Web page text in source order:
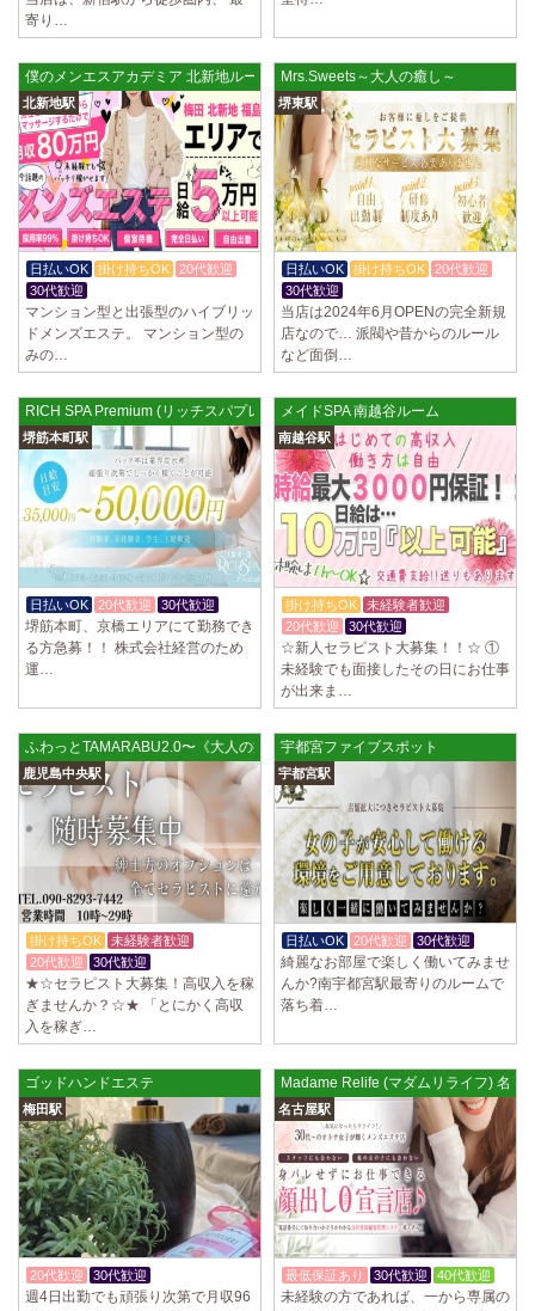
ていただきます。 とても働きやすいお店作りを心がけております…
大人の隠れ家 恵比寿ルーム
初めまして、大人の隠れ家の女店長です。 当店では業界の闇である講習
時のセクハラを撲滅するために女店長または在籍セラピストが講…
2025/03/28[渋谷駅]
大人の隠れ家 渋谷ルーム
初めまして、大人の隠れ家の女店長です。 当店では業界の闇である講習
時のセクハラを撲滅するために女店長または在籍セラピストが講…
2025/03/28
aroma Angel
セラピストさんを大募集しております 完全歩合で50%〜60%以上！！ 掛
け持ちOK、完全個室待機など嬉しい高待遇が盛りだくさんです♪ …
2025/03/28[東海学園前駅]
デビルキャット
24時間営業！自由シフトで好きな時間に働ける 未経験者歓迎♪個室待機
でゆっくり自分の好きな事ができます♪ 可愛い制服もご用意して…
寄り…
僕のメンエスアカデミア 北新地ルーム
北新地駅
日払いOK 掛け持ちOK
20代歓迎
30代歓迎
マンション型と出張型のハイブリッ
ドメンズエステ。 マンション型の
みの…
Mrs.Sweets～大人の癒し～
堺東駅
日払いOK 掛け持ちOK
20代歓迎
30代歓迎
当店は2024年6月OPENの完全新規
店なので… 派閥や昔からのルール
など面倒…
RICH SPA Premium (リッチスパプレミアム) 堺筋本町ルーム
堺筋本町駅
日払いOK 20代歓迎 30代歓迎
堺筋本町、京橋エリアにて勤務でき
る方急募！！ 株式会社経営のため
運…
メイドSPA 南越谷ルーム
南越谷駅
掛け持ちOK
未経験者歓迎
20代歓迎
30代歓迎
☆新人セラピスト大募集！！☆ ①
未経験でも面接したその日にお仕事
が出来ま…
ふわっとTAMARABU2.0〜《大人の癒し》〜
鹿児島中央駅
掛け持ちOK
未経験者歓迎
20代歓迎
30代歓迎
★☆セラピスト大募集！高収入を稼
ぎませんか？☆★ 「とにかく高収
入を稼ぎ…
宇都宮ファイブスポット
宇都宮駅
日払いOK 20代歓迎 30代歓迎
綺麗なお部屋で楽しく働いてみませ
んか?南宇都宮駅最寄りのルームで
落ち着…
ゴッドハンドエステ
梅田駅
20代歓迎 30代歓迎
週4日出勤でも頑張り次第で月収96
Madame Relife (マダムリライフ) 名駅
名古屋駅
最低保証あり 30代歓迎 40代歓迎
未経験の方であれば、一から専属の